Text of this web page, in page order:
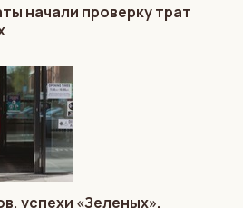
начали проверку трат
успехи «Зеленых»,